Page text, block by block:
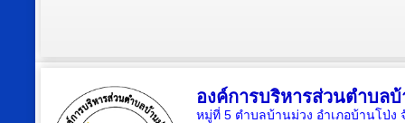
องค์การบริหารส่วนตำบล
หมู่ที่ 5 ตำบลบ้านม่วง อำเภอบ้านโป่ง